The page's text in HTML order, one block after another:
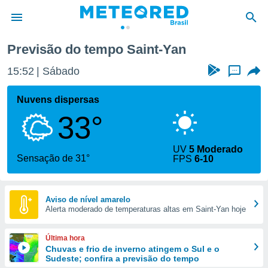
da
fornecidas
a este
das
e
forma
digital
Previsão do tempo Saint-Yan
15:52 Sábado ...
Nuvens dispersas
33°
Sensação de 31°
UV5 Moderado
FPS6-10
Aviso de nível amarelo
Alerta moderado de temperaturas altas em Saint-Yan hoje
Última hora
Chuvas e frio de inverno atingem o Sul e o
Sudeste; confira a previsão do tempo